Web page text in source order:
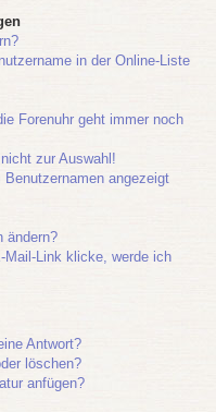
in der Online-Liste
Forenuhr geht immer noch
zur Auswahl!
angezeigt
ändern?
Mail-Link klicke, werde ich
Antwort?
löschen?
anfügen?